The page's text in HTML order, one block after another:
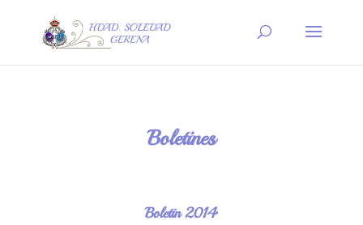
Boletines
Boletín 2014